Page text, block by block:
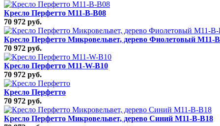
Кресло Перфетто M11-B-B08
70 972 руб.
Кресло Перфетто Микровельвет, дерево Фиолетовый M11-
70 972 руб.
Кресло Перфетто M11-W-B10
70 972 руб.
Кресло Перфетто
70 972 руб.
Кресло Перфетто Микровельвет, дерево Синий M11-B-B18